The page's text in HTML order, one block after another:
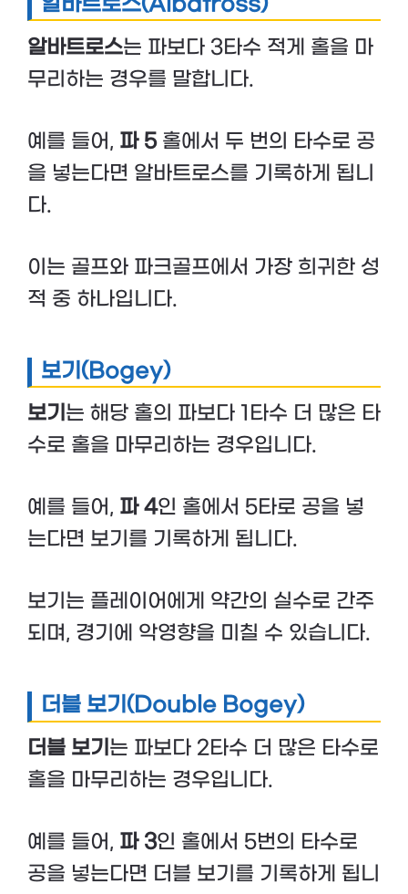
알바트로스는 파보다 3타수 적게 홀을 마
무리하는 경우를 말합니다.
예를 들어, 파 5홀에서 두 번의 타수로 공
을 넣는다면 알바트로스를 기록하게 됩니
다.
이는 골프와 파크골프에서 가장 희귀한 성
적 중 하나입니다.
보기(Bogey)
보기 는 해당 홀의 파보다 1타수 더 많은 타
수로 홀을 마무리하는 경우입니다.
예를 들어, 파 4인 홀에서 5타로 공을 넣
는다면 보기를 기록하게 됩니다.
보기는 플레이어에게 약간의 실수로 간주
되며, 경기에 악영향을 미칠 수 있습니다.
더블 보기(Double Bogey)
더블 보기 는 파보다 2타수 더 많은 타수로
홀을 마무리하는 경우입니다.
예를 들어, 파 3인 홀에서 5번의 타수로
공을 넣는다면 더블 보기를 기록하게 됩니